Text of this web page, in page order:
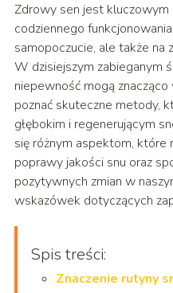
Zdrowy sen jest
codziennego
samopoczucie, ale także na
W dzisiejszym zabieganym
niepewność mogą
poznać skuteczne metody,
głębokim i regenerującym
się różnym aspektom, które
poprawy jakości snu oraz
pozytywnych zmian w
wskazówek dotyczących
Spis treści:
Znaczenie rutyny